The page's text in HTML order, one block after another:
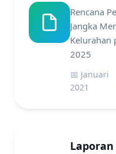
Rencana
Jangka
Kelurahan
2025
📅 Januari
2021